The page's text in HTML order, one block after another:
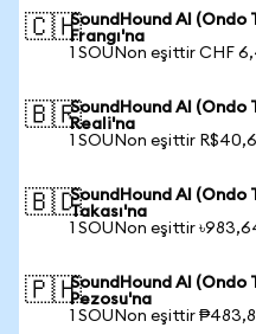
🇨🇭SoundHound AI
Frangı'na
1 SOUNon eşittir CHF
🇧🇷SoundHound AI
Reali'na
1 SOUNon eşittir
🇧🇩SoundHound AI
Takası'na
1 SOUNon eşittir
🇵🇭SoundHound AI
Pezosu'na
1 SOUNon eşittir